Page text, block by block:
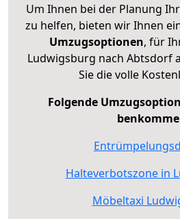
Um Ihnen bei der Planung
zu helfen, bieten wir Ihnen
Umzugsoptionen, für
Ludwigsburg nach Abtsdorf
Sie die volle
Folgende
Halteverbotszone in
Möbeltaxi